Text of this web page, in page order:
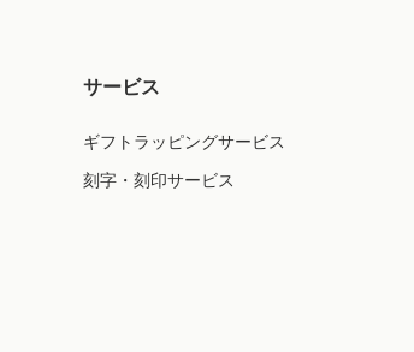
サービス
ギフトラッピングサービス
刻字・刻印サービス